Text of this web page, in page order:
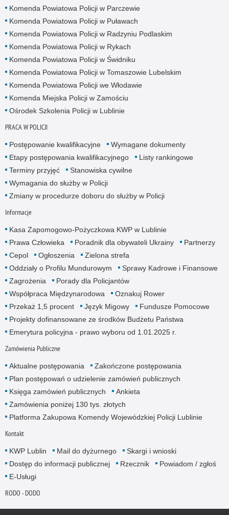
Komenda Powiatowa Policji w Parczewie
Komenda Powiatowa Policji w Puławach
Komenda Powiatowa Policji w Radzyniu Podlaskim
Komenda Powiatowa Policji w Rykach
Komenda Powiatowa Policji w Świdniku
Komenda Powiatowa Policji w Tomaszowie Lubelskim
Komenda Powiatowa Policji we Włodawie
Komenda Miejska Policji w Zamościu
Ośrodek Szkolenia Policji w Lublinie
PRACA W POLICJI
Postępowanie kwalifikacyjne
Wymagane dokumenty
Etapy postępowania kwalifikacyjnego
Listy rankingowe
Terminy przyjęć
Stanowiska cywilne
Wymagania do służby w Policji
Zmiany w procedurze doboru do służby w Policji
Informacje
Kasa Zapomogowo-Pożyczkowa KWP w Lublinie
Prawa Człowieka
Poradnik dla obywateli Ukrainy
Partnerzy
Cepol
Ogłoszenia
Zielona strefa
Oddziały o Profilu Mundurowym
Sprawy Kadrowe i Finansowe
Zagrożenia
Porady dla Policjantów
Współpraca Międzynarodowa
Oznakuj Rower
Przekaż 1,5 procent
Język Migowy
Fundusze Pomocowe
Projekty dofinansowane ze środków Budżetu Państwa
Emerytura policyjna - prawo wyboru od 1.01.2025 r.
Zamówienia Publiczne
Aktualne postępowania
Zakończone postępowania
Plan postępowań o udzielenie zamówień publicznych
Księga zamówień publicznych
Ankieta
Zamówienia poniżej 130 tys. złotych
Platforma Zakupowa Komendy Wojewódzkiej Policji Lublinie
Kontakt
KWP Lublin Mail do dyżurnego
Skargi i wnioski
Dostęp do informacji publicznej
Rzecznik
Powiadom / zgłoś
E-Usługi
RODO - DODO